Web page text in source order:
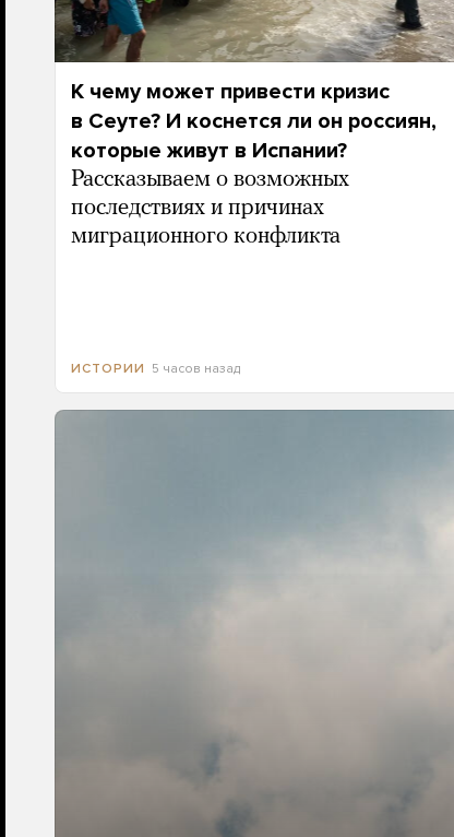
К чему может привести кризис
в Сеуте? И коснется ли он россиян,
которые живут в Испании?
Рассказываем о возможных
последствиях и причинах
миграционного конфликта
ИСТОРИИ 5 часов назад